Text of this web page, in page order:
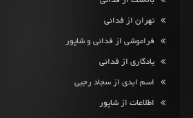
تهران از فدائی
فراموشی از فدائی و شاپور
یادگاری از فدائی
اسم ابدی از سجاد رجبی
اطلاعات از شاپور